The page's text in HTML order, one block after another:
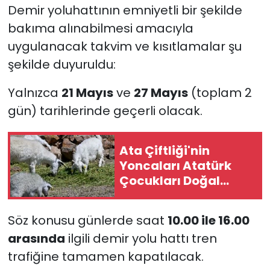
Demir yoluhattının emniyetli bir şekilde
bakıma alınabilmesi amacıyla
uygulanacak takvim ve kısıtlamalar şu
şekilde duyuruldu:
Yalnızca 21 Mayısve 27 Mayıs(toplam 2
gün) tarihlerinde geçerli olacak.
Ata Çiftliği'nin
Yoncaları Atatürk
Çocukları Doğal
Yaşam Parkı
Sakinlerine Ulaştırıldı
Söz konusu günlerde saat 10.00 ile 16.00
arasında ilgili demir yolu hattı tren
trafiğine tamamen kapatılacak.